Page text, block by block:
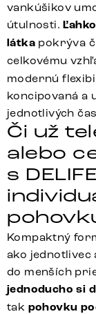
vankúšikov
útulnosti.
látka pokrýva
celkovému
modernú
koncipovaná a
jednotlivých
Či už
alebo
s
Kompaktný
ako jednotlivec
do menších
jednoducho si
tak pohovku